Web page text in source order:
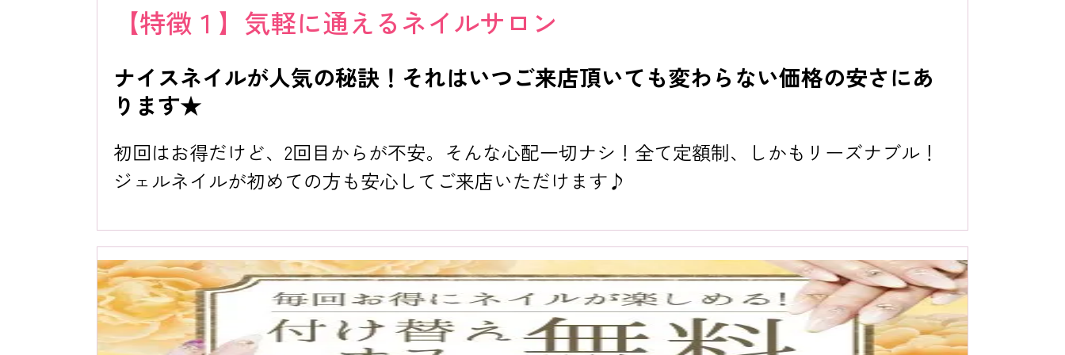
【特徴１】気軽に通えるネイルサロン
ナイスネイルが人気の秘訣！それはいつご来店頂いても変わらない価格の安さにあ
ります★
初回はお得だけど、2回目からが不安。そんな心配一切ナシ！全て定額制、しかもリーズナブル！
ジェルネイルが初めての方も安心してご来店いただけます♪